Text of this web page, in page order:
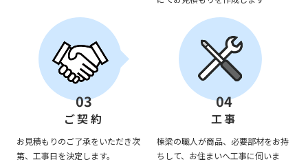
03
ご契約
お見積もりのご了承をいただき次
第、工事日を決定します。
04
工事
棟梁の職人が商品、必要部材をお持
ちして、お住まいへ工事に伺いま